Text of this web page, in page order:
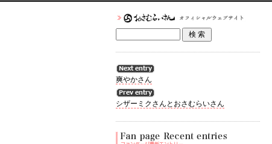
爽やかさん
シザーミクさんとおさむらいさん